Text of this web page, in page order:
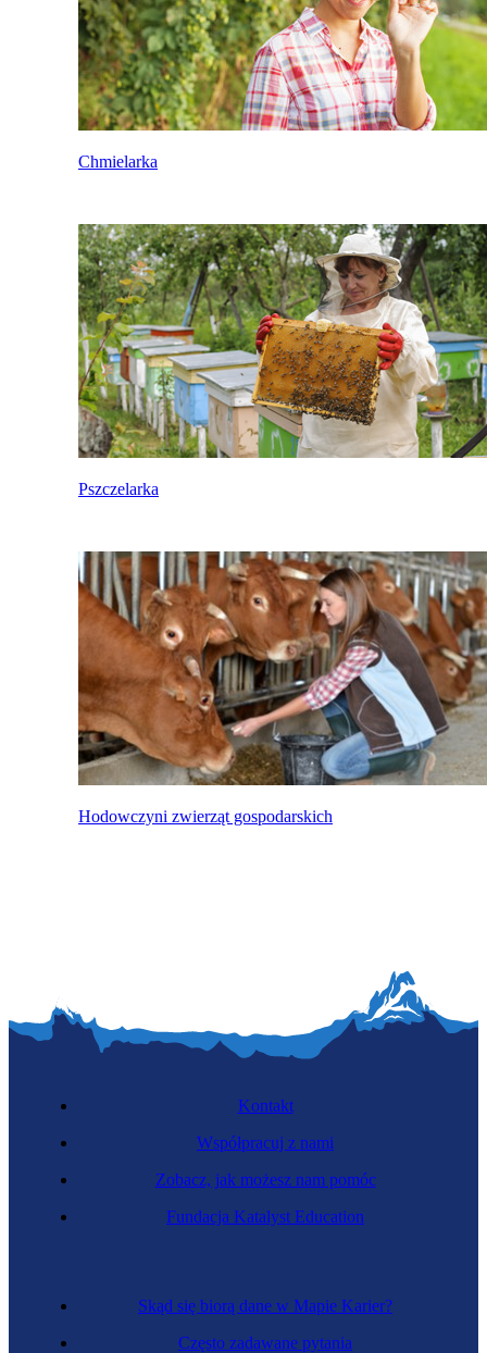
Chmielarka
Pszczelarka
Hodowczyni zwierząt gospodarskich
Skąd się biorą dane w Mapie Karier?
Często zadawane pytania
Kontakt
Współpracuj z nami
Zobacz, jak możesz nam pomóc
Fundacja Katalyst Education